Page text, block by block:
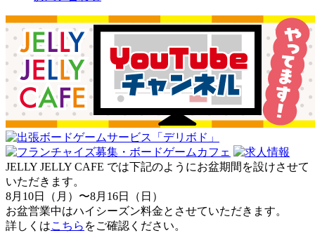
JELLY JELLY CAFE では下記のようにお盆期間を設けさせて
いただきます。
8月10日（月）〜8月16日（日）
お盆営業中はハイシーズン料金とさせていただきます。
詳しくはこちら をご確認ください。